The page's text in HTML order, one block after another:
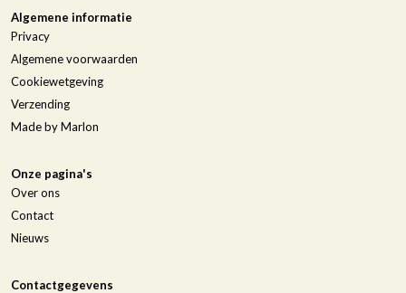
Algemene informatie
Privacy
Algemene voorwaarden
Cookiewetgeving
Verzending
Made by Marlon
Onze pagina's
Over ons
Contact
Nieuws
Contactgegevens